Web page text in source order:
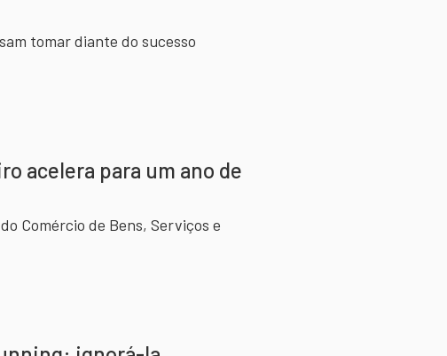
tomar diante do sucesso
acelera para um ano de
Comércio de Bens, Serviços e